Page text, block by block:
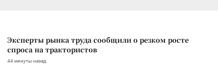
Эксперты рынка труда сообщили о резком росте
спроса на трактористов
44 минуты назад